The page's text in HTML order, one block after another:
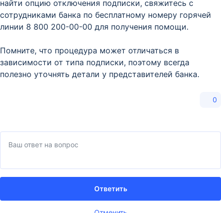
найти опцию отключения подписки, свяжитесь с
сотрудниками банка по бесплатному номеру горячей
линии 8 800 200-00-00 для получения помощи.
Помните, что процедура может отличаться в
зависимости от типа подписки, поэтому всегда
полезно уточнять детали у представителей банка.
0
Ответить